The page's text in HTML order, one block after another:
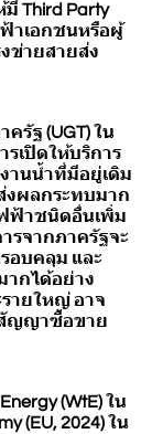
Third Party
าเอกชนหรือผู้
ข่ายสายส่ง
รัฐ (UGT) ใน
เปิดให้บริการ
านน้ำที่มีอยู่เดิม
งผลกระทบมาก
ฟฟ้าชนิดอื่นเพิ่ม
รจากภาครัฐจะ
อบคลุม และ
ากได้อย่าง
ายใหญ่ อาจ
สัญญาซื้อขาย
(WtE) ใน
(EU, 2024) ใน